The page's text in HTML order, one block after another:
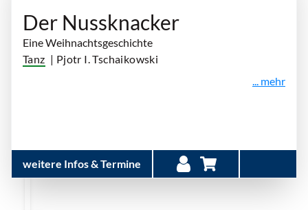
Der Nussknacker
Eine Weihnachtsgeschichte
Tanz | Pjotr I. Tschaikowski
... mehr
weitere Infos & Termine